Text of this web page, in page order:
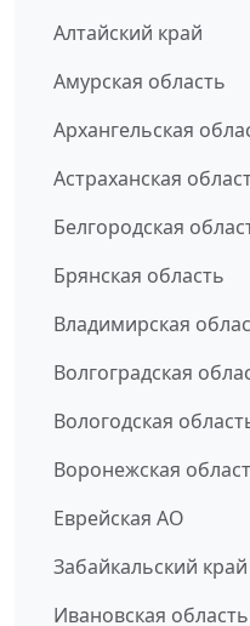
Алтайский край
Амурская область
Архангельская
Астраханская
Белгородская
Брянская область
Владимирская
Волгоградская
Вологодская
Воронежская
Еврейская АО
Забайкальский край
Ивановская область